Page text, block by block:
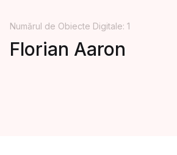
Numărul de Obiecte Digitale: 1
Florian Aaron